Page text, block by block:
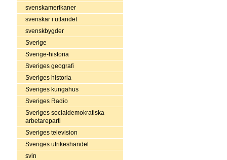
svenskamerikaner
svenskar i utlandet
svenskbygder
Sverige
Sverige-historia
Sveriges geografi
Sveriges historia
Sveriges kungahus
Sveriges Radio
Sveriges socialdemokratiska
arbetareparti
Sveriges television
Sveriges utrikeshandel
svin